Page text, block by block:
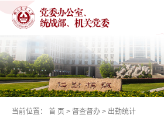
当前位置： 首 页 > 督查督办 > 出勤统计